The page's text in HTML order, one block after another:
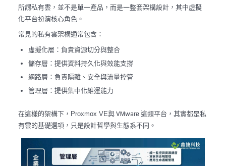
所謂私有雲，並不是單一產品，而是一整套架構設計，其中虛擬
化平台扮演核心角色。
常見的私有雲架構通常包含：
虛擬化層：負責資源切分與整合
儲存層：提供資料持久化與效能支撐
網路層：負責隔離、安全與流量控管
管理層：提供集中化維運能力
在這樣的架構下， Proxmox VE與 VMware 這類平台，其實都是私
有雲的基礎選項，只是設計哲學與生態系不同。